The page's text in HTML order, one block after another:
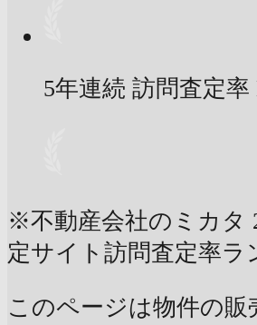
5年連続 訪問査定率
※不動産会社のミカタ
定サイト訪問査定率ラ
このページは物件の販